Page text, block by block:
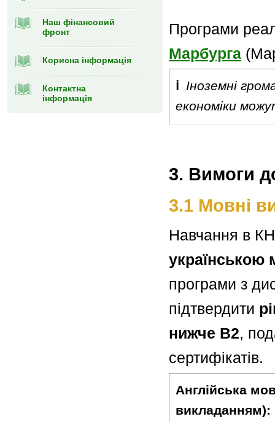
Наш фінансовий
фронт
Корисна інформація
Контактна
інформація
Програми
Марбурга
ℹ Іноземні
економіки
3. Вимоги
3.1 Мовні
Навчання в
українською
програми з
підтвердити
нижче B2,
сертифікатів.
Англійська
викладанням):